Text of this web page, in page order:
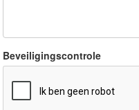
Beveiligingscontrole